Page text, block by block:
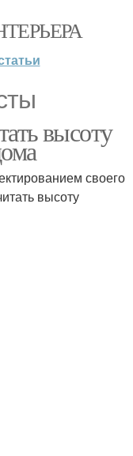
высоту
своего
высоту